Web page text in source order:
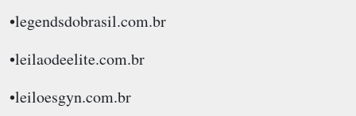
•legendsdobrasil.com.br
•leilaodeelite.com.br
•leiloesgyn.com.br